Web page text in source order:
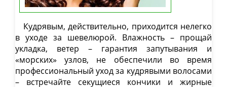
Кудрявым, действительно, приходится нелегко
в уходе за шевелюрой. Влажность – прощай
укладка, ветер – гарантия запутывания и
«морских» узлов, не обеспечили во время
профессиональный уход за кудрявыми волосами
– встречайте секущиеся кончики и жирные